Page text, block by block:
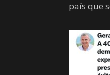
país que